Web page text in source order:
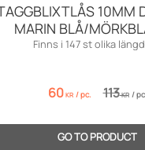
10MM
MARIN BLÅ/
Finns i 147 st olika
60KR /pc. 113KR /